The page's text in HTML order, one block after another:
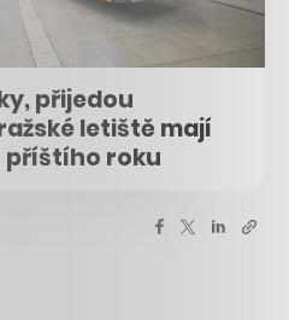
přijedou
letiště mají
příštího roku